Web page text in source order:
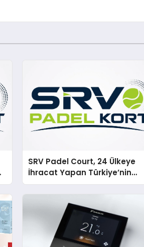
SRV Padel Court, 24 Ülkeye
İhracat Yapan Türkiye’nin
Padel Kortu Üretim Gücü